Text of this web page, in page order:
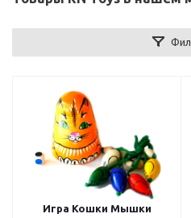
Игра Кошки Мышки